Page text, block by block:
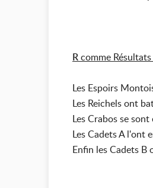
Rcomme
Les Espoirs
Les Reichels ont
Les Crabos se
Les Cadets A l'ont
Enfin les Cadets B